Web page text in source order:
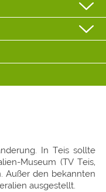
In Teis sollte
Museum (TV Teis,
Außer den bekannten
ausgestellt.